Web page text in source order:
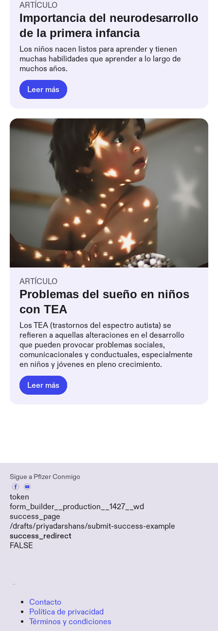
ARTÍCULO
Importancia del neurodesarrollo
de la primera infancia
Los niños nacen listos para aprender y tienen
muchas habilidades que aprender a lo largo de
muchos años.
Leer más
ARTÍCULO
Problemas del sueño en niños
con TEA
Los TEA (trastornos del espectro autista) se
refieren a aquellas alteraciones en el desarrollo
que pueden provocar problemas sociales,
comunicacionales y conductuales, especialmente
en niños y jóvenes en pleno crecimiento.
Leer más
Sigue a Pfizer Conmigo
token
form_builder__production__1427__wd
success_page
/drafts/priyadarshans/submit-success-example
success_redirect
FALSE
Contacto
Política de privacidad
Términos y condiciones